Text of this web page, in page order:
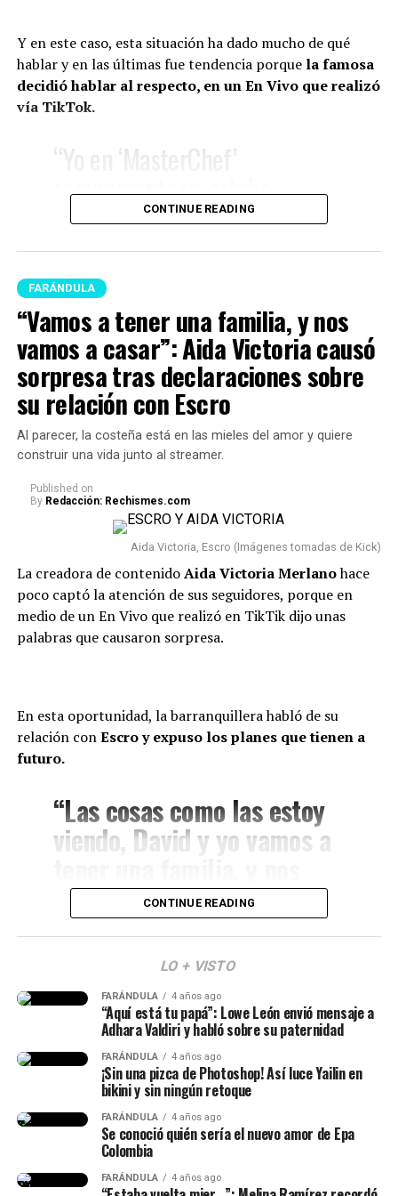
con Iván Marín
Ante esto, hubo un momento de chistes y risas por la
pregunta y finalmente, Kris dijo lo que pensaba.
“No, la verdad yo no he
ama no piensa eso”, expresó.
Y el creador digital le refutó:
“¿Te digo algo? Daddy Yankee
no pensaba en eso”.
Finalmente, este momento que protagonizaron los
chicos se volvió tendencia y los usuarios dejaron sus
opiniones al respecto.
“Westcol hablando de capitulaciones cuando él está con
stream a hablar de Karina”,
Jajaj, me hicieron reír”,“Yo sí lo haría”, “
cada quien cuide lo suyo”
, “Sí me parece muy bien que
la ponga a firmar capitulaciones; ahí él se da cuenta si
es amor o material”, comentaron.
@westcoff #westcol #krisr #karinagarciaoficiall ♬
sonido original – WestCoff🎬
Y en este caso, esta situación ha dado mucho de qué
hablar y en las últimas fue tendencia porquela famosa
decidió hablar al respecto, en un En Vivo que realizó
vía TikTok.
“Yo en ‘MasterChef’
seguramente ya estaba
embarazada y tenía las
hormonas a mil, a mil, a millón.
A eso súmenle, que al día
grabamos dos capítulos (…)
Dormía muy poquito, el trajín
era muy duro, y cuando digo
que el reality está muy
romantizado, me refiero a eso.
Que la gente ve lo lindo, y hay
mucha presión”, inició.
Y agregó: “Y a eso súmele que
le pongan un plato y digan ‘no
me gusta’. Llega un punto en
que las emociones están a flor
de piel, y embarazada pues
que no daba más”.
Lina Tejeiro (Imagen tomada de IG)
explicó su versión.
“¿Cómo me dice que sabe a
muchas cosas, si estoy
haciendo lo mismo que ustedes
nos pusieron? Y es ahí donde
empiezo a sufrir y a decir, es
CONTINUE READING
FARÁNDULA
“Vamos a tener una familia, y nos
vamos a casar”: Aida Victoria causó
sorpresa tras declaraciones sobre
su relación con Escro
Al parecer, la costeña está en las mieles del amor y quiere
construir una vida junto al streamer.
Published on
By Redacción: Rechismes.com
Aida Victoria, Escro (Imágenes tomadas de Kick)
La creadora de contenidoAida Victoria Merlanohace
poco captó la atención de sus seguidores, porque en
medio de un En Vivo que realizó en TikTik dijo unas
palabras que causaron sorpresa.
En esta oportunidad, la barranquillera habló de su
relación conEscro y expuso los planes que tienen a
futuro.
“Las cosas como las estoy
viendo, David y yo vamos a
vamos a casar y muchas
cosas. Y vuelvo y les digo,
en algún momento si yo
pienso tener otro bebé,
apenas el bebé esté ahí yo
no voy querer estar
peleándome con nadie en
redes. Ni tampoco que
nadie venga a
desestabilizar mi paz”,
CONTINUE READING
LO + VISTO
FARÁNDULA 4 años ago
“Aquí está tu papá”: Lowe León envió mensaje a
Adhara Valdiri y habló sobre su paternidad
FARÁNDULA 4 años ago
¡Sin una pizca de Photoshop! Así luce Yailin en
bikini y sin ningún retoque
FARÁNDULA 4 años ago
Se conoció quién sería el nuevo amor de Epa
Colombia
FARÁNDULA 4 años ago